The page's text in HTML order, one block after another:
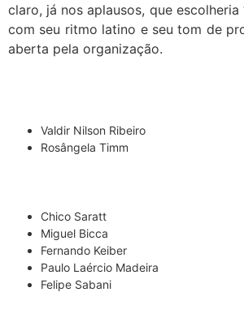
claro, já nos aplausos, que escolheria
com seu ritmo latino e seu tom de
aberta pela organização.
Valdir Nilson Ribeiro
Rosângela Timm
Chico Saratt
Miguel Bicca
Fernando Keiber
Paulo Laércio Madeira
Felipe Sabani